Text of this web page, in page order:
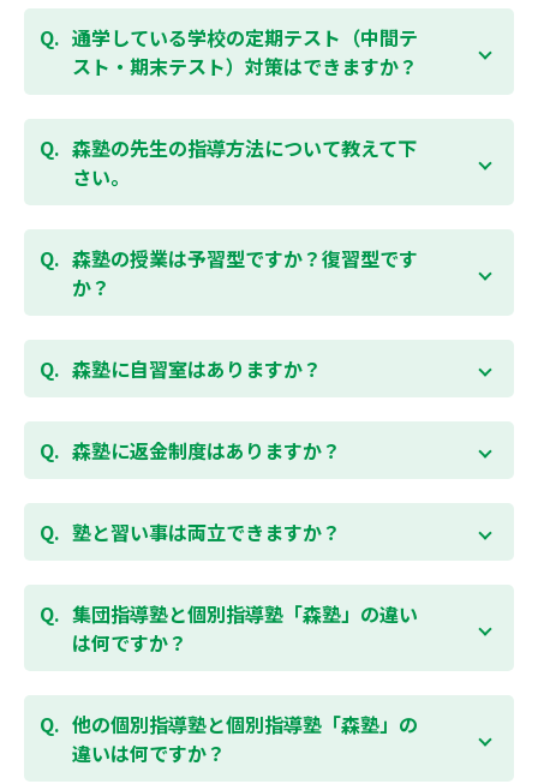
細は校舎にお問合わせください。
お問合わせはこちら
はい、1教科、週1日から受講いただけます。自分から
勉強できる習慣をつけるために最初は1から2教科での
受講をおすすめしております。まずはお気軽にご相談
ください。
ご相談（お問合わせ）はこちら
通学している学校の定期テスト（中間テ
スト・期末テスト）対策はできますか？
お子様お一人おひとりの学校進度やテスト範囲にあわ
せて授業をすすめますので、定期テスト対策に繋がり
ます。森塾では、テスト直前に自分の予定にあわせ
て、テスト対策授業の追加ができます。 受講中の科目
ど）も可能です。 普段忙しくてなかなか手が回らない
科目も、テスト前に集中して対策できると好評です。
森塾の先生の指導方法について教えて下
さい。
「質量ともに日本一」と自負する研修制度を受け、知
識や教え方を習得した先生が、一人ひとりの能力、個
性に合わせて個別指導いたします。先生とお子様の相
性を大切にするために、相性が合わなければ先生変更
森塾の授業は予習型ですか？復習型です
か？
春期・夏期等の講習以外では森塾の授業は学校で習っ
たところを教える「復習型授業」ではなく、塾で習っ
のが楽しくなります。
勉強が楽しくなるとテストの成績が上がり、テストの
様の成績アップを目指しましょう！まずは無料授業体
験を！
無料体験はこちら
森塾に自習室はありますか？
各校舎に完備しています。
空いている時間があれば、学校の授業の予習や宿題、
森塾に返金制度はありますか？
森塾では保護者様に「安心して」入塾をご検討いただ
くために、ご入塾後4回授業を受けられるまでに入塾
「全額」を返金させていただく「返金制度」をご用意
しております。
塾と習い事は両立できますか？
森塾は個別指導ですので、時間や曜日を自由に選択す
ることができます。そのため、部活やすでにお通いの
習い事などと無理なく両立することができます。
集団指導塾と個別指導塾「森塾」の違い
は何ですか？
集団指導塾は多人数の生徒に対して授業を行う学校の
授業と似たスタイルでの指導となりますが、個別指導
塾の森塾は一人ひとりの学習スピードに合わせて個別
に指導します。
他の個別指導塾と個別指導塾「森塾」の
違いは何ですか？